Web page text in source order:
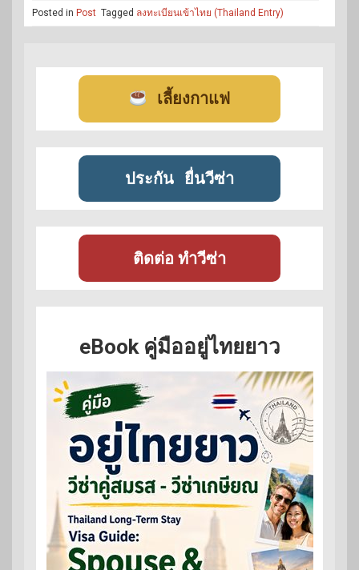
Posted in Post Tagged ลงทะเบียนเข้าไทย (Thailand Entry)
เลี้ยงกาแฟ
ประกัน ยื่นวีซ่า
ติดต่อ ทำวีซ่า
eBook คู่มืออยู่ไทยยาว